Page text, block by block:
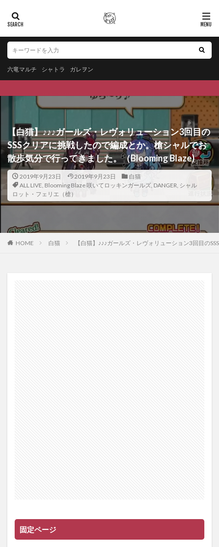
六竜マルチ シャトラ ガレヲン
【白猫】♪♪♪ガールズ・レヴォリューション3回目の
SSSクリアに挑戦したので編成とか。槍シャルでお
散歩気分で行ってきました。（Blooming Blaze)
2019年9月23日 2019年9月23日
白猫
ALL LIVE, Blooming Blaze 咲いてロッキンガールズ, DANGER, シャル
ロット・フェリエ（槍）
HOME 白猫 【白猫】♪♪♪ガールズ・レヴォリューション3回目の
固定ページ